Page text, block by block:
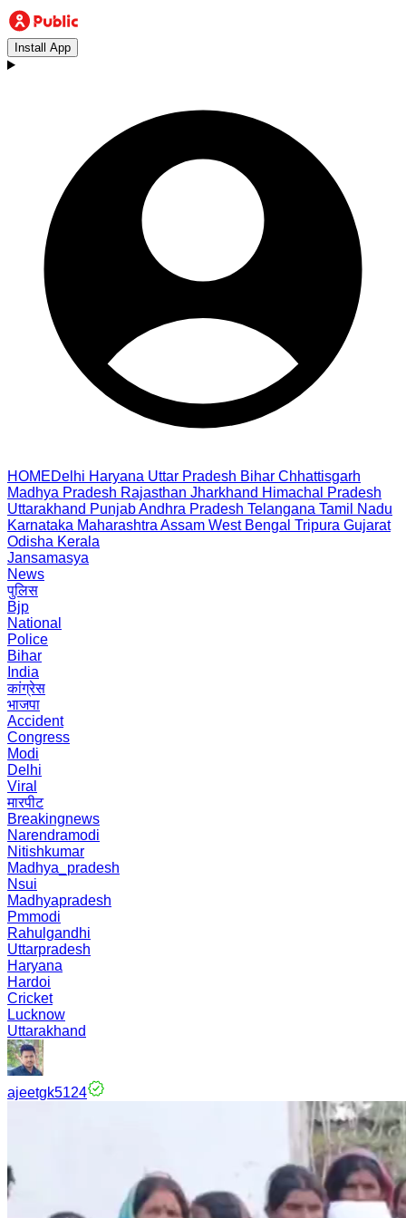
Install App
HOMEDelhi Haryana Uttar Pradesh Bihar Chhattisgarh
Madhya Pradesh Rajasthan Jharkhand Himachal Pradesh
Uttarakhand PunjabAndhra Pradesh Telangana Tamil Nadu
Karnataka Maharashtra Assam West Bengal Tripura Gujarat
Odisha Kerala
Jansamasya
News
पुलिस
Bjp
National
Police
Bihar
India
कांग्रेस
भाजपा
Accident
Congress
Modi
Delhi
Viral
मारपीट
Breakingnews
Narendramodi
Nitishkumar
Madhya_pradesh
Nsui
Madhyapradesh
Pmmodi
Rahulgandhi
Uttarpradesh
Haryana
Hardoi
Cricket
Lucknow
Uttarakhand
ajeetgk5124